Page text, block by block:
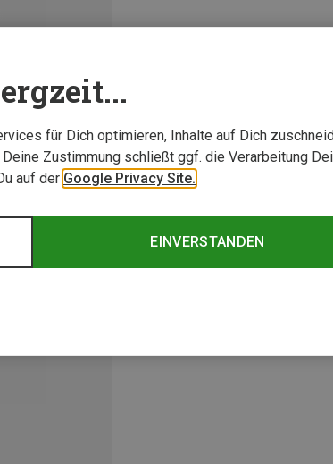
für Dich optimieren, Inhalte auf Dich
Zustimmung schließt ggf. die Verarbeitung
auf der Google Privacy Site.
EINVERSTANDEN